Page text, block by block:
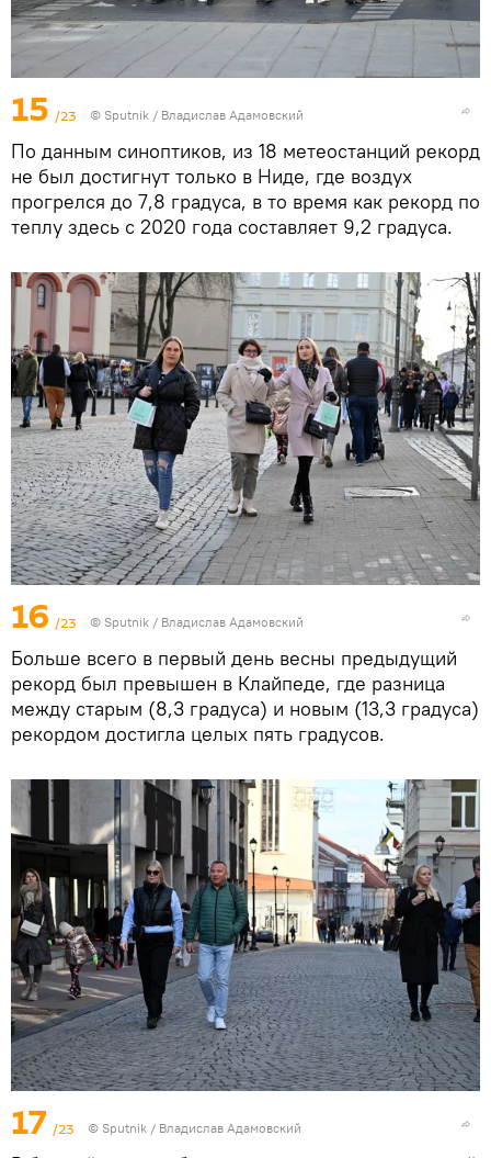
15 /23 © Sputnik / Владислав Адамовский
По данным синоптиков, из 18 метеостанций рекорд
не был достигнут только в Ниде, где воздух
прогрелся до 7,8 градуса, в то время как рекорд по
теплу здесь с 2020 года составляет 9,2 градуса.
16 /23 © Sputnik / Владислав Адамовский
Больше всего в первый день весны предыдущий
рекорд был превышен в Клайпеде, где разница
между старым (8,3 градуса) и новым (13,3 градуса)
рекордом достигла целых пять градусов.
17 /23 © Sputnik / Владислав Адамовский